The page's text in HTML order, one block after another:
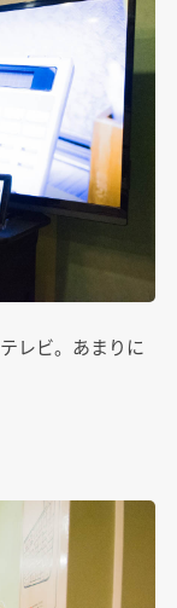
レビ。あまりに